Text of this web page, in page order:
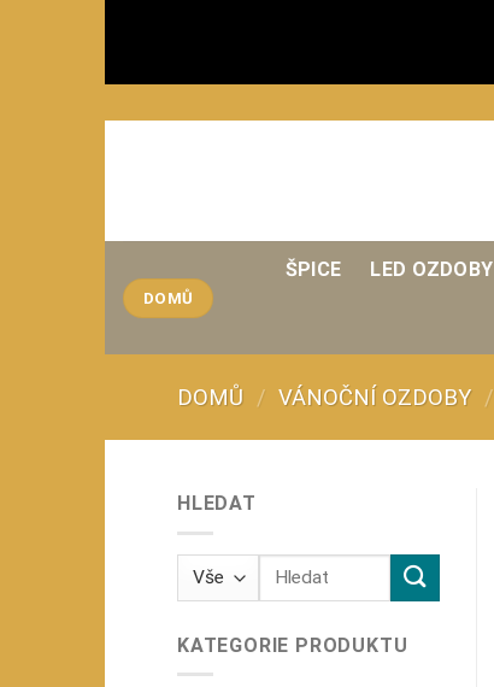
na
DOMŮ
ŠPICE LED OZDOBY
DOMŮ / VÁNOČNÍ OZDOBY /
HLEDAT
Hledat:
KATEGORIE PRODUKTU